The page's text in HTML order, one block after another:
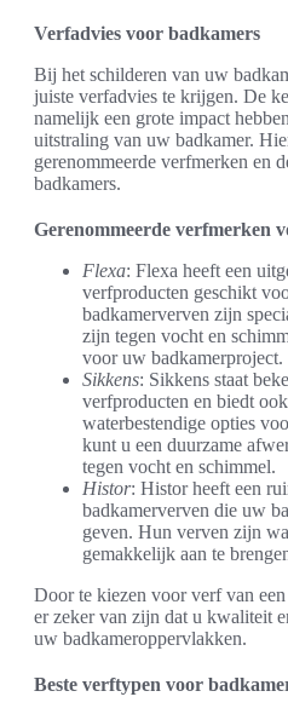
Verfadvies voor badkamers
Bij het schilderen van uw
juiste verfadvies te krijgen. De
namelijk een grote impact
uitstraling van uw badkamer.
gerenommeerde verfmerken en
badkamers.
Gerenommeerde verfmerken
Flexa: Flexa heeft een
verfproducten geschikt
badkamerverven zijn
zijn tegen vocht en
voor uw badkamerproject.
Sikkens: Sikkens staat
verfproducten en biedt
waterbestendige opties
kunt u een duurzame
tegen vocht en schimmel.
Histor: Histor heeft een
badkamerverven die uw
geven. Hun verven zijn
gemakkelijk aan te
Door te kiezen voor verf van
er zeker van zijn dat u kwaliteit
uw badkameroppervlakken.
Beste verftypen voor